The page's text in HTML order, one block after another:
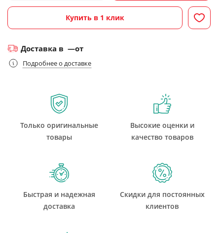
Купить в 1 клик
Доставка в —от
Подробнее о доставке
Только оригинальные
товары
Высокие оценки и
качество товаров
Быстрая и надежная
доставка
Скидки для постоянных
клиентов